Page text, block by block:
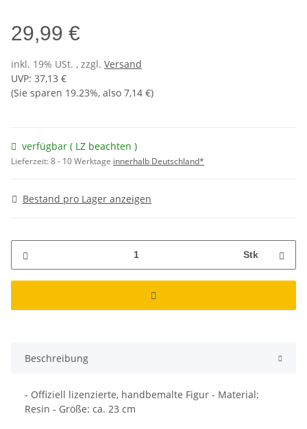
29,99 €
inkl. 19% USt. , zzgl. Versand
UVP: 37,13 €
(Sie sparen 19.23%, also 7,14 €)
verfügbar ( LZ beachten )
Lieferzeit:8 - 10 Werktage innerhalb Deutschland*
Bestand pro Lager anzeigen
Stk
Beschreibung
- Offiziell lizenzierte, handbemalte Figur - Material:
Resin - Größe: ca. 23 cm